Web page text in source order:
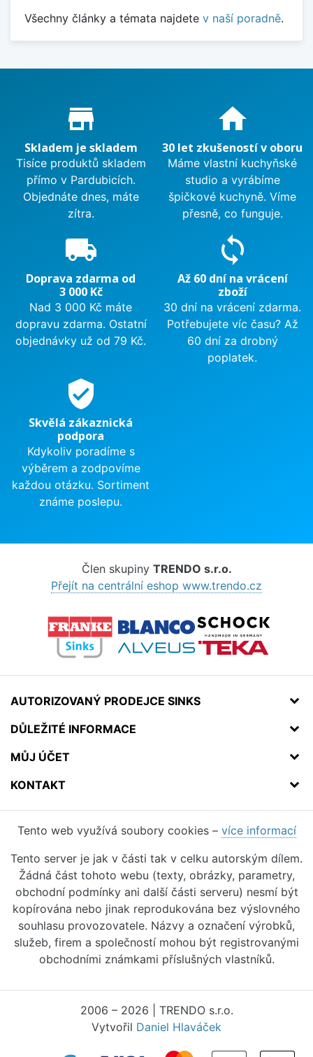
Všechny články a témata najdete v naší poradně.
Proč nakupovat u nás?
store_mall_directory
Skladem je skladem
Tisíce produktů skladem
přímo v Pardubicích.
Objednáte dnes, máte
zítra.
home
30 let zkušeností v oboru
Máme vlastní kuchyňské
studio a vyrábíme
špičkové kuchyně. Víme
přesně, co funguje.
local_shipping
Doprava zdarma od
3 000 Kč
Nad 3 000 Kč máte
dopravu zdarma. Ostatní
objednávky už od 79 Kč.
sync
Až 60 dní na vrácení
zboží
30 dní na vrácení zdarma.
Potřebujete víc času? Až
60 dní za drobný
poplatek.
verified_user
Skvělá zákaznická
podpora
Kdykoliv poradíme s
výběrem a zodpovíme
každou otázku. Sortiment
známe poslepu.
Člen skupiny TRENDO s.r.o.
Přejít na centrální eshop www.trendo.cz
AUTORIZOVANÝ PRODEJCE SINKS
DŮLEŽITÉ INFORMACE
MŮJ ÚČET
KONTAKT
Tento web využívá soubory cookies – více informací
Tento server je jak v části tak v celku autorským dílem.
Žádná část tohoto webu (texty, obrázky, parametry,
obchodní podmínky ani další části serveru) nesmí být
kopírována nebo jinak reprodukována bez výslovného
souhlasu provozovatele. Názvy a označení výrobků,
služeb, firem a společností mohou být registrovanými
obchodními známkami příslušných vlastníků.
2006 – 2026 | TRENDO s.r.o.
Vytvořil Daniel Hlaváček